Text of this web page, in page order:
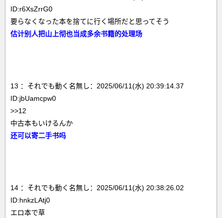
ID:r6XsZrrG0
要らなくなった本を捨てに行く場所だと思ってそう
估计别人把山上彻也当成多余书籍的处理场
13 ：それでも動く名無し：2025/06/11(水) 20:39:14.37
ID:jbUamcpw0
>>12
中古本もいけるんか
还可以寄二手书吗
14 ：それでも動く名無し：2025/06/11(水) 20:38:26.02
ID:hnkzLAtj0
エロ本で草